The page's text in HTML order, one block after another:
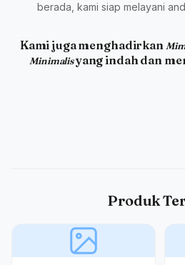
berada, kami siap melayani
Kami juga menghadirkan
Minimalisyang indah dan
Produk